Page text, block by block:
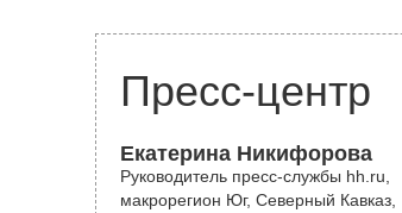
Пресс-центр
Екатерина Никифорова
Руководитель пресс-службы hh.ru,
макрорегион Юг, Северный Кавказ,